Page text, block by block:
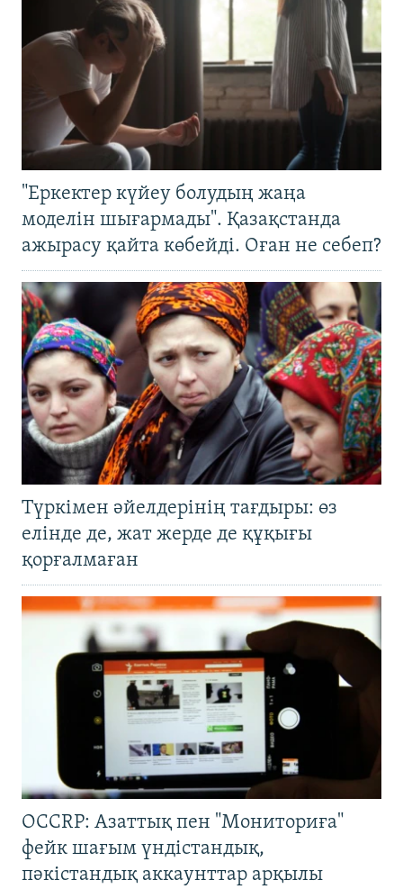
"Еркектер күйеу болудың жаңа
моделін шығармады". Қазақстанда
ажырасу қайта көбейді. Оған не себеп?
Түркімен әйелдерінің тағдыры: өз
елінде де, жат жерде де құқығы
қорғалмаған
OCCRP: Азаттық пен "Мониториға"
фейк шағым үндістандық,
пәкістандық аккаунттар арқылы